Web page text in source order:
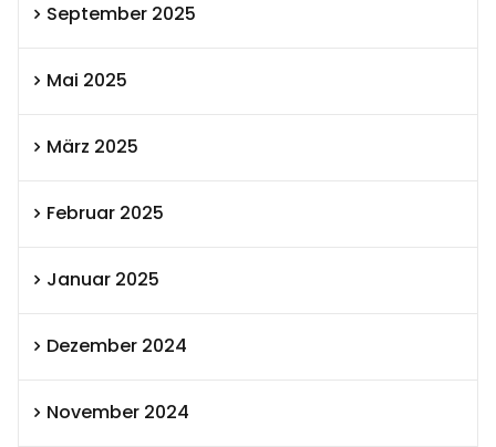
September 2025
Mai 2025
März 2025
Februar 2025
Januar 2025
Dezember 2024
November 2024